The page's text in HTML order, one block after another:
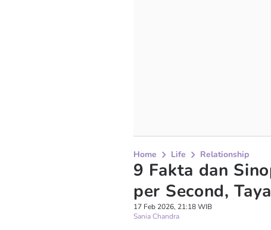
Home Life Relationship
9 Fakta dan
per Second,
17 Feb 2026, 21:18 WIB
Sania Chandra